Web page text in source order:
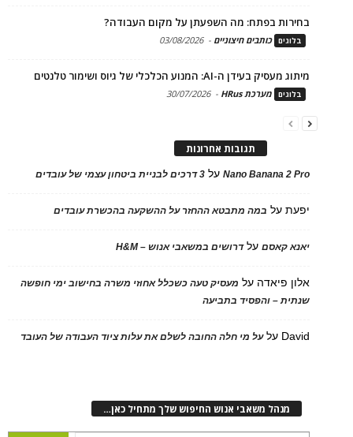
בחירות בפתח: מה השפעתן על מקום העבודה?
בלוגים כותבים חיצוניים -
03/08/2026
מיתוג מעסיק בעידן ה-AI: המנוע הכלכלי של גיוס ושימור טלנטים
בלוגים מערכת HRus -
30/07/2026
תגובות אחרונות
Nano Banana 2 Proעל 3 דרכים לבניית ביטחון עצמי של עובדים
יפעתעל במה מתבטא ההחזר על ההשקעה בהכשרת עובדים
יאנא קאסםעלדרושים במשאבי אנוש – H&M
אלון פיאדה על מעסיק טעה כשכלל אחוזי משרה בחישוב ימי חופשה
שנתית – והפסיד בתביעה
David עלעל מי חלה החובה לשלם את עלות ציוד העבודה של העובד
מנהל משאבי אנוש החיפוש שלך מתחיל כאן…